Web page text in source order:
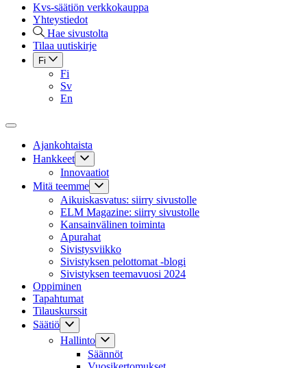
Kvs-säätiön verkkokauppa
Yhteystiedot
Hae sivustolta
Tilaa uutiskirje
Fi
Fi
Sv
En
Ajankohtaista
Hankkeet
Innovaatiot
Mitä teemme
Aikuiskasvatus: siirry sivustolle
ELM Magazine: siirry sivustolle
Kansainvälinen toiminta
Apurahat
Sivistysviikko
Sivistyksen pelottomat -blogi
Sivistyksen teemavuosi 2024
Oppiminen
Tapahtumat
Tilauskurssit
Säätiö
Hallinto
Säännöt